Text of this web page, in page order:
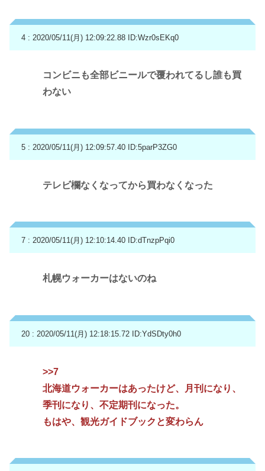
4 : 2020/05/11(月) 12:09:22.88 ID:Wzr0sEKq0
コンビニも全部ビニールで覆われてるし誰も買
わない
5 : 2020/05/11(月) 12:09:57.40 ID:5parP3ZG0
テレビ欄なくなってから買わなくなった
7 : 2020/05/11(月) 12:10:14.40 ID:dTnzpPqi0
札幌ウォーカーはないのね
20 : 2020/05/11(月) 12:18:15.72 ID:YdSDty0h0
>>7
北海道ウォーカーはあったけど、月刊になり、
季刊になり、不定期刊になった。
もはや、観光ガイドブックと変わらん